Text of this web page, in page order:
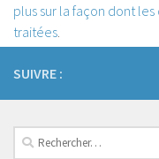
plus sur la façon dont
traitées
SUIVRE :
Rechercher :